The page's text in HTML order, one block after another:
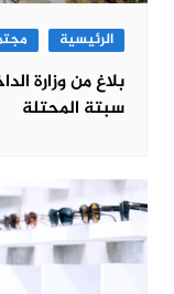
الرئيسية
بلاغ من وزارة
سبتة المحتلة